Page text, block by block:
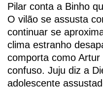
Pilar conta a Binho
O vilão se assusta
continuar se
clima estranho
comporta como
confuso. Juju diz a
adolescente